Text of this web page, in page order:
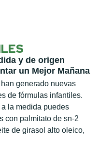
y de origen
un Mejor Mañana
generado nuevas
de fórmulas infantiles.
la medida puedes
con palmitato de sn-2
de girasol alto oleico,